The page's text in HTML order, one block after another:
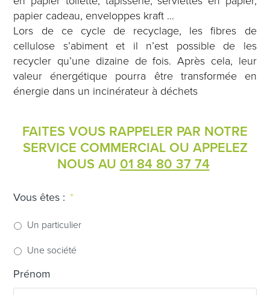
papier cadeau, enveloppes kraft …
Lors de ce cycle de recyclage, les fibres de
cellulose s’abiment et il n’est possible de les
recycler qu’une dizaine de fois. Après cela, leur
valeur énergétique pourra être transformée en
énergie dans un incinérateur à déchets
FAITES VOUS RAPPELER PAR NOTRE
SERVICE COMMERCIAL OU APPELEZ
NOUS AU 01 84 80 37 74
Vous êtes : *
Un particulier
Une société
Prénom